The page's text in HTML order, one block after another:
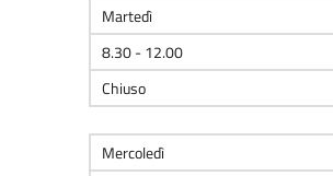
Martedì
8.30 - 12.00
Chiuso
Mercoledì